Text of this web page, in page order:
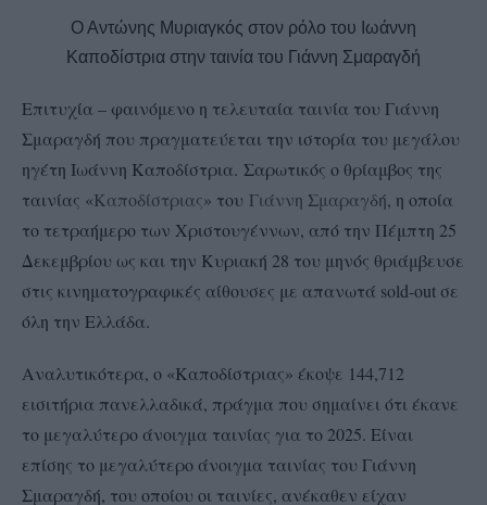
Ο Αντώνης Μυριαγκός στον ρόλο του Ιωάννη
Καποδίστρια στην ταινία του Γιάννη Σμαραγδή
Επιτυχία – φαινόμενο η τελευταία ταινία του Γιάννη
Σμαραγδή που πραγματεύεται την ιστορία του μεγάλου
ηγέτη Ιωάννη Καποδίστρια. Σαρωτικός ο θρίαμβος της
ταινίας «Καποδίστριας» του Γιάννη Σμαραγδή, η οποία
το τετραήμερο των Χριστουγέννων, από την Πέμπτη 25
Δεκεμβρίου ως και την Κυριακή 28 του μηνός θριάμβευσε
στις κινηματογραφικές αίθουσες με απανωτά sold-out σε
όλη την Ελλάδα.
Αναλυτικότερα, ο «Καποδίστριας» έκοψε 144,712
εισιτήρια πανελλαδικά, πράγμα που σημαίνει ότι έκανε
το μεγαλύτερο άνοιγμα ταινίας για το 2025. Είναι
επίσης το μεγαλύτερο άνοιγμα ταινίας του Γιάννη
Σμαραγδή, του οποίου οι ταινίες, ανέκαθεν είχαν